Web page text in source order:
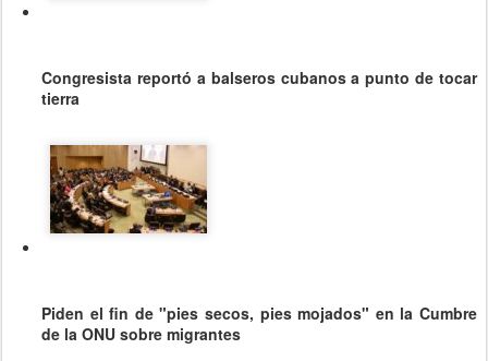
Congresista reportó a balseros cubanos a punto de tocar
tierra
Piden el fin de "pies secos, pies mojados" en la Cumbre
de la ONU sobre migrantes